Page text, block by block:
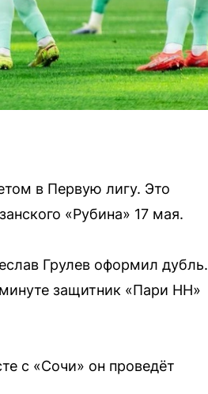
в Первую лигу. Это
«Рубина» 17 мая.
Грулев оформил дубль.
защитник «Пари НН»
с «Сочи» он проведёт